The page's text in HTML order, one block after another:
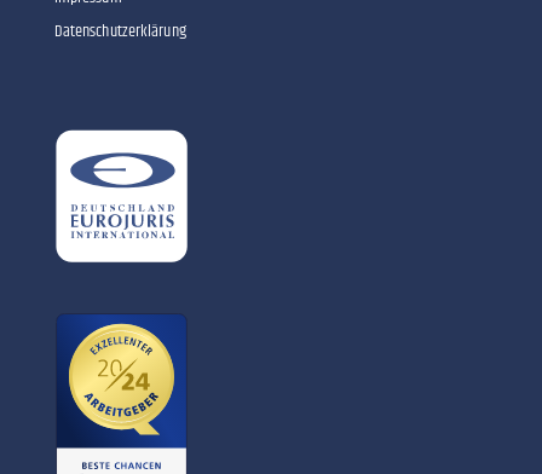
Datenschutzerklärung